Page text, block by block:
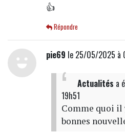
👍
Répondre
pie69 le 25/05/2025 à
Actualités a
19h51
Comme quoi il
bonnes